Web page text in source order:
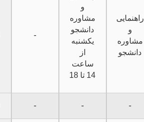
-
و
مشاوره
دانشجو
یکشنبه
از
ساعت
14 تا 18
راهنمایی
و
مشاوره
دانشجو
- - -